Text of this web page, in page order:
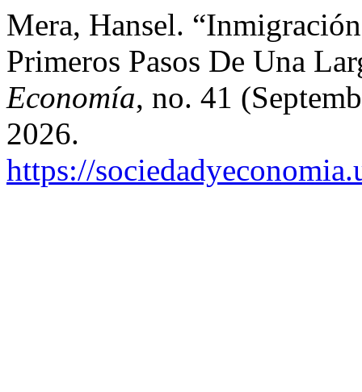
Mera, Hansel.
Primeros Pasos De Una
Economía, no. 41
2026.
https://